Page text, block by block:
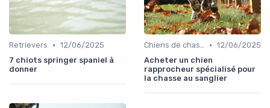
Retrievers • 12/06/2025
7 chiots springer spaniel à
donner
Chiens de chasse au sanglier • 12/06/2025
Acheter un chien
rapprocheur spécialisé pour
la chasse au sanglier